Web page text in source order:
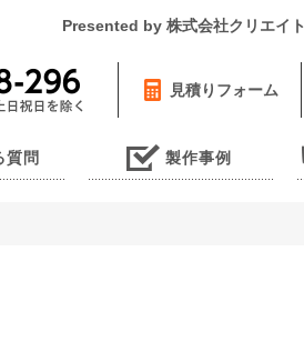
Presented by 株式会社クリエイト
見積りフォーム
質問 製作事例